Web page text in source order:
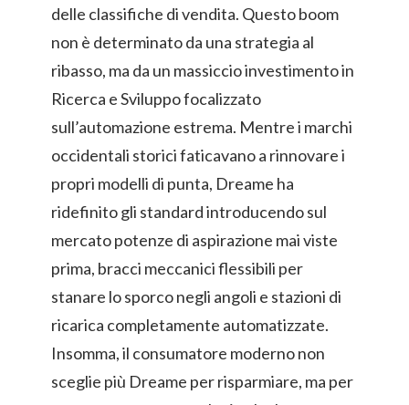
delle classifiche di vendita. Questo boom
non è determinato da una strategia al
ribasso, ma da un massiccio investimento in
Ricerca e Sviluppo focalizzato
sull’automazione estrema. Mentre i marchi
occidentali storici faticavano a rinnovare i
propri modelli di punta, Dreame ha
ridefinito gli standard introducendo sul
mercato potenze di aspirazione mai viste
prima, bracci meccanici flessibili per
stanare lo sporco negli angoli e stazioni di
ricarica completamente automatizzate.
Insomma, il consumatore moderno non
sceglie più Dreame per risparmiare, ma per